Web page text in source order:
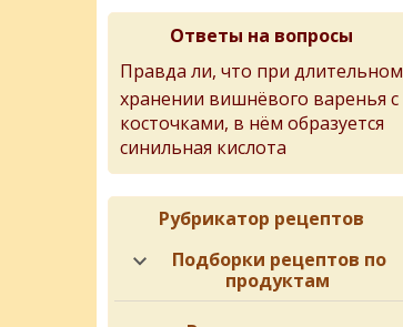
Ответы на вопросы
Правда ли, что при длительном
хранении вишнёвого варенья с
косточками, в нём образуется
синильная кислота
Рубрикатор рецептов
Подборки рецептов по
продуктам